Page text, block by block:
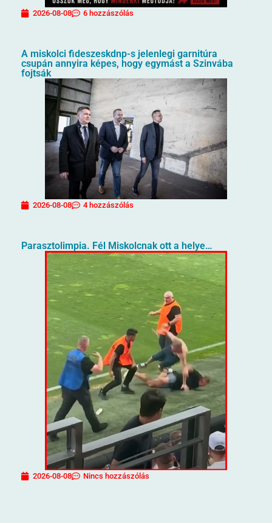
2026-08-08 6 hozzászólás
A miskolci fideszeskdnp-s jelenlegi garnitúra
csupán annyira képes, hogy egymást a Szinvába
fojtsák
2026-08-08 4 hozzászólás
Parasztolimpia. Fél Miskolcnak ott a helye…
2026-08-08 Nincs hozzászólás